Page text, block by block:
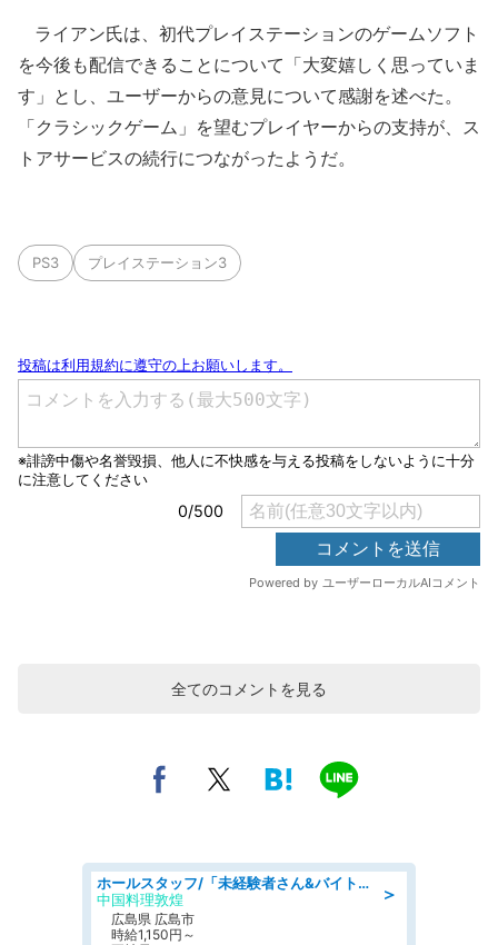
ライアン氏は、初代プレイステーションのゲームソフト
を今後も配信できることについて「大変嬉しく思っていま
す」とし、ユーザーからの意見について感謝を述べた。
「クラシックゲーム」を望むプレイヤーからの支持が、ス
トアサービスの続行につながったようだ。
PS3 プレイステーション3
全てのコメントを見る
＞
ホールスタッフ/「未経験者さん&バイトデビューも大歓迎」残業ほぼなし×1日3時間〜勤務OK!フォロー体制も充実/広島県/広島市南区
中国料理敦煌
広島県 広島市
時給1,150円～